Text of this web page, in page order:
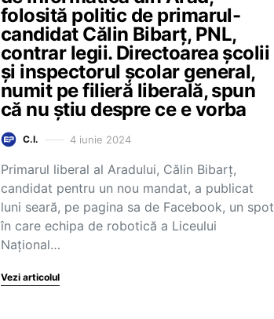
folosită politic de primarul-
candidat Călin Bibarț, PNL,
contrar legii. Directoarea școlii
și inspectorul școlar general,
numit pe filieră liberală, spun
că nu știu despre ce e vorba
C.I. 4 iunie 2024
Primarul liberal al Aradului, Călin Bibarț,
candidat pentru un nou mandat, a publicat
luni seară, pe pagina sa de Facebook, un spot
în care echipa de robotică a Liceului
Național…
Vezi articolul